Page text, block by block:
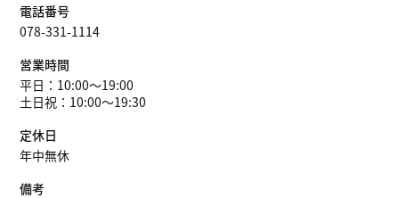
電話番号
078-331-1114
営業時間
平日：10:00〜19:00
土日祝：10:00〜19:30
定休日
年中無休
備考